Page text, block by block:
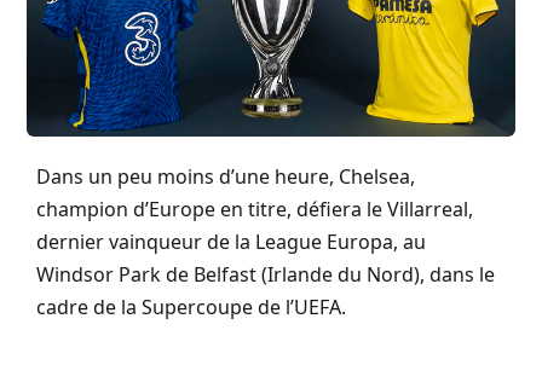
Dans un peu moins d’une heure, Chelsea,
champion d’Europe en titre, défiera le Villarreal,
dernier vainqueur de la League Europa, au
Windsor Park de Belfast (Irlande du Nord), dans le
cadre de la Supercoupe de l’UEFA.